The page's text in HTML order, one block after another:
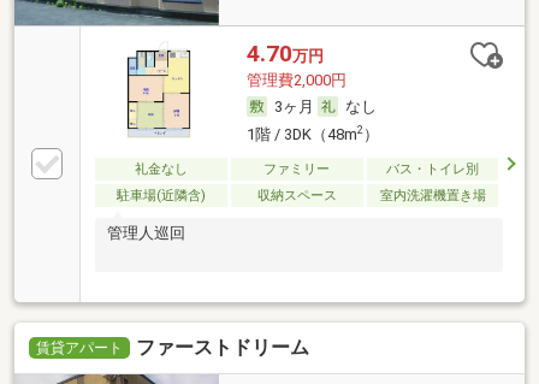
4.70万円
管理費2,000円
3ヶ月
なし
1階 / 3DK（48m2）
礼金なし ファミリー
バス・トイレ別
駐車場(近隣含)
収納スペース 室内洗濯機置き場
管理人巡回
賃貸アパート ファーストドリーム